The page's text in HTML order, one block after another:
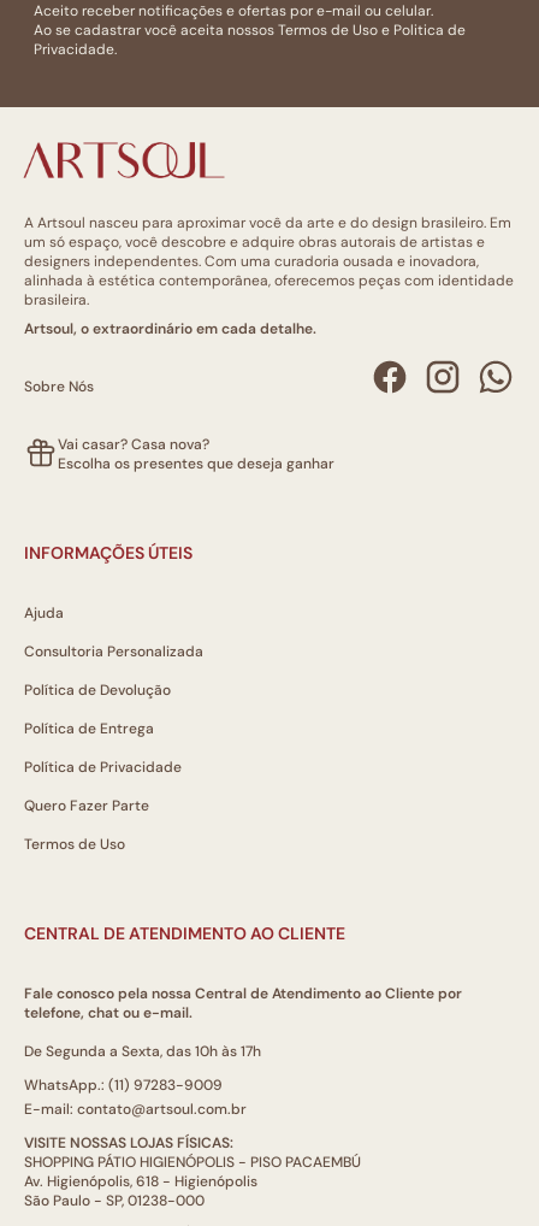
Aceito receber notificações e ofertas por e-mail ou celular.
Ao se cadastrar você aceita nossosTermos de Usoe Politica de
Privacidade.
A Artsoul nasceu para aproximar você da arte e do design brasileiro. Em
um só espaço, você descobre e adquire obras autorais de artistas e
designers independentes. Com uma curadoria ousada e inovadora,
alinhada à estética contemporânea, oferecemos peças com identidade
brasileira.
Artsoul, o extraordinário em cada detalhe.
Sobre Nós
Vai casar? Casa nova?
Escolha os presentes que deseja ganhar
INFORMAÇÕES ÚTEIS
Ajuda
Consultoria Personalizada
Política de Devolução
Política de Entrega
Política de Privacidade
Quero Fazer Parte
Termos de Uso
CENTRAL DE ATENDIMENTO AO CLIENTE
Fale conosco pela nossa Central de Atendimento ao Cliente por
telefone, chat ou e-mail.
De Segunda a Sexta, das 10h às 17h
WhatsApp.: (11) 97283-9009
E-mail: contato@artsoul.com.br
VISITE NOSSAS LOJAS FÍSICAS:
SHOPPING PÁTIO HIGIENÓPOLIS - PISO PACAEMBÚ
Av. Higienópolis, 618 - Higienópolis
São Paulo - SP, 01238-000